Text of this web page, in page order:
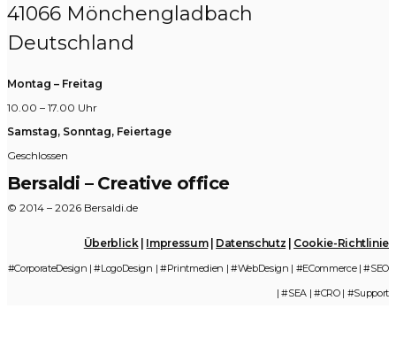
41066 Mönchengladbach
Deutschland
Montag – Freitag
10.00 – 17.00 Uhr
Samstag, Sonntag, Feiertage
Geschlossen
Bersaldi – Creative office
© 2014 – 2026 Bersaldi.de
Überblick Impressum| Datenschutz Cookie-Richtlinie
#CorporateDesign | #LogoDesign | #Printmedien | #WebDesign | #ECommerce | #SEO
| #SEA | #CRO | #Support